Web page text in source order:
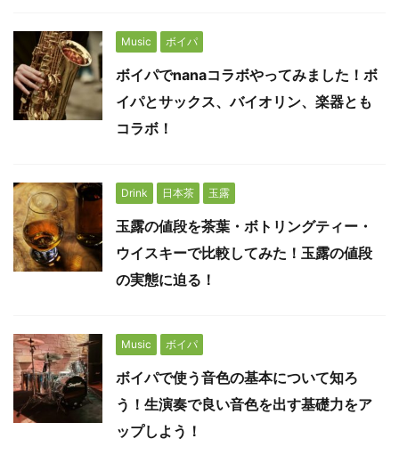
Music ボイパ
ボイパでnanaコラボやってみました！ボ
イパとサックス、バイオリン、楽器とも
コラボ！
Drink 日本茶 玉露
玉露の値段を茶葉・ボトリングティー・
ウイスキーで比較してみた！玉露の値段
の実態に迫る！
Music ボイパ
ボイパで使う音色の基本について知ろ
う！生演奏で良い音色を出す基礎力をア
ップしよう！